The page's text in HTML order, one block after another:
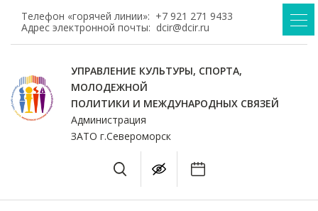
Телефон «горячей линии»: +7 921 271 9433
Адрес электронной почты: dcir@dcir.ru
УПРАВЛЕНИЕ КУЛЬТУРЫ, СПОРТА,
МОЛОДЕЖНОЙ
ПОЛИТИКИ И МЕЖДУНАРОДНЫХ СВЯЗЕЙ
Администрация
ЗАТО г.Североморск